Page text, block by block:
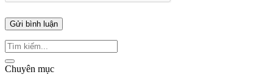
Chuyên mục